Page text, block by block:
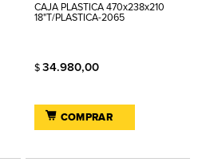
CAJA PLASTICA 470x238x210
18"T/PLASTICA-2065
$34.980,00
COMPRAR